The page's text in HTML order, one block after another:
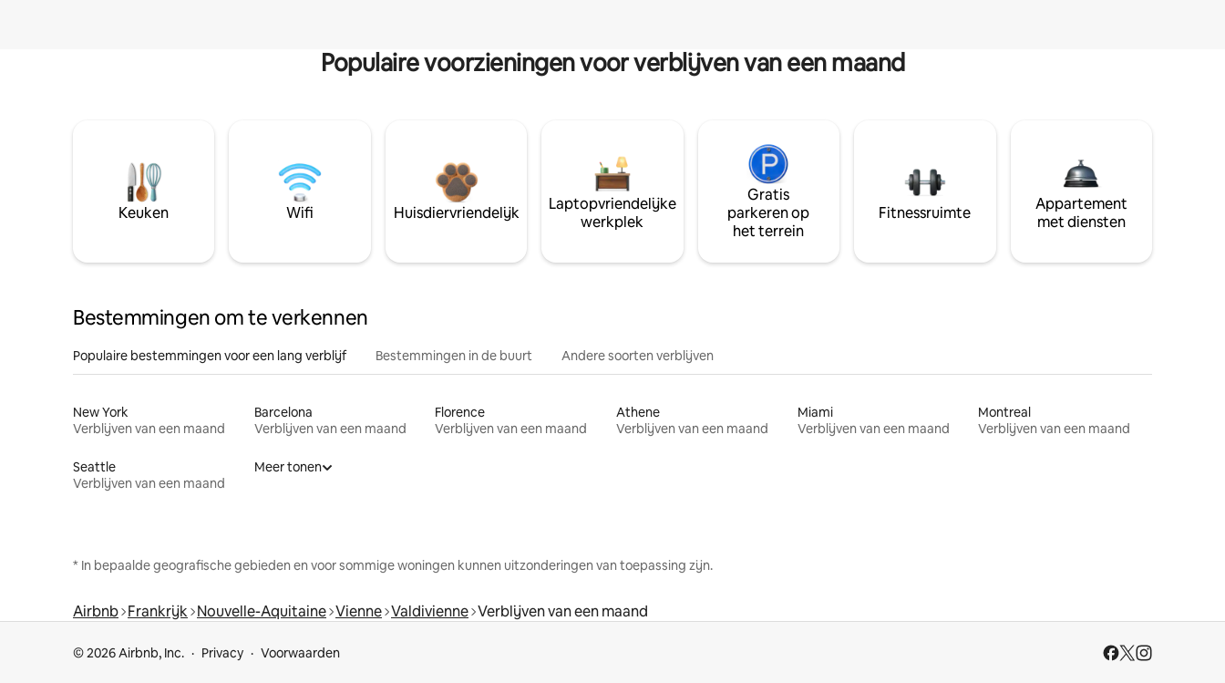
Populaire voorzieningen voor verblijven van een maand
Keuken Wifi Huisdiervriendelijk
Laptopvriendelijke
werkplek
Gratis
parkeren op
het terrein
Fitnessruimte
Appartement
met diensten
Bestemmingen om te verkennen
Populaire bestemmingen voor een lang verblijf Bestemmingen in de buurt Andere soorten verblijven
New York
Verblijven van een maand
Barcelona
Verblijven van een maand
Florence
Verblijven van een maand
Athene
Verblijven van een maand
Miami
Verblijven van een maand
Montreal
Verblijven van een maand
Seattle
Verblijven van een maand
Meer tonen
* In bepaalde geografische gebieden en voor sommige woningen kunnen uitzonderingen van toepassing zijn.
Airbnb Frankrijk Nouvelle-Aquitaine Vienne Valdivienne Verblijven van een maand
© 2026 Airbnb, Inc. Privacy Voorwaarden